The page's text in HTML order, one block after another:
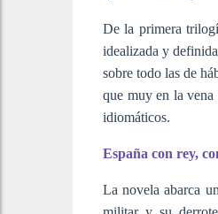
De la primera
idealizada y
sobre todo las de
que muy en la vena
idiomáticos.
España con rey,
La novela abarca